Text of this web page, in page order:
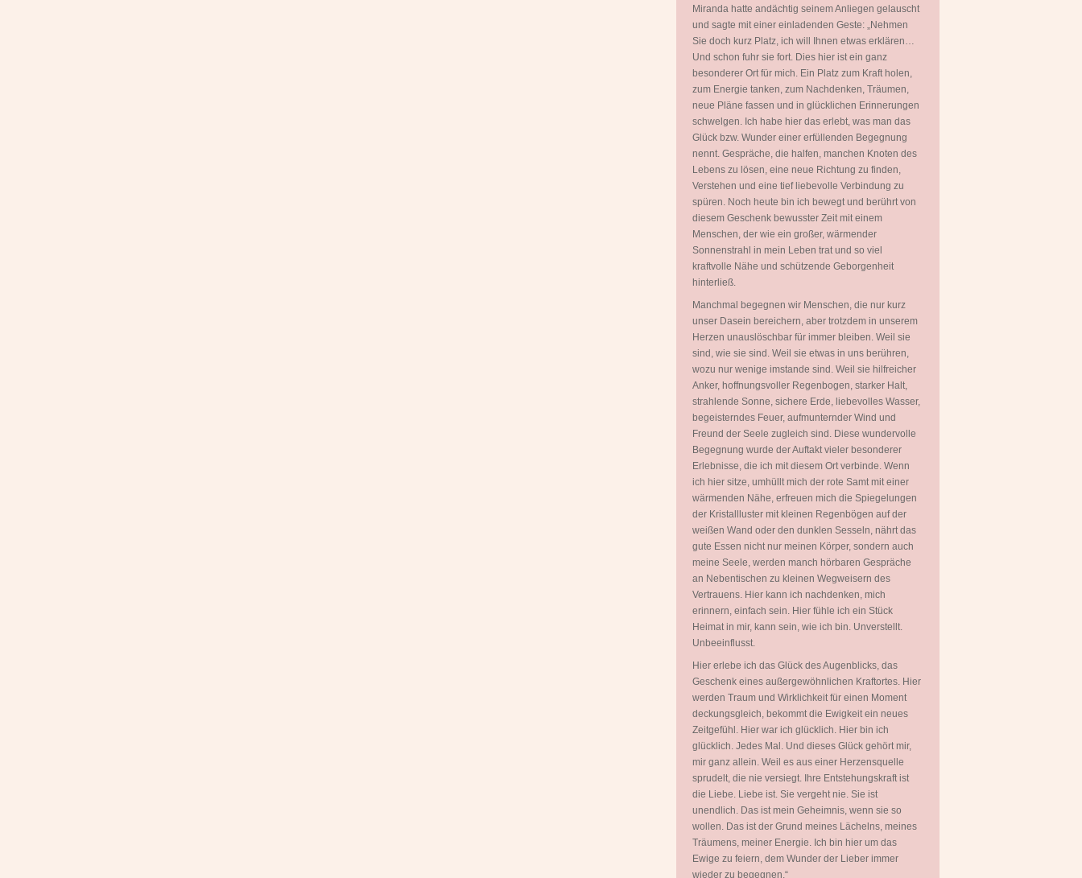
Miranda hatte andächtig seinem Anliegen gelauscht
und sagte mit einer einladenden Geste: „Nehmen
Sie doch kurz Platz, ich will Ihnen etwas erklären…
Und schon fuhr sie fort. Dies hier ist ein ganz
besonderer Ort für mich. Ein Platz zum Kraft holen,
zum Energie tanken, zum Nachdenken, Träumen,
neue Pläne fassen und in glücklichen Erinnerungen
schwelgen. Ich habe hier das erlebt, was man das
Glück bzw. Wunder einer erfüllenden Begegnung
nennt. Gespräche, die halfen, manchen Knoten des
Lebens zu lösen, eine neue Richtung zu finden,
Verstehen und eine tief liebevolle Verbindung zu
spüren. Noch heute bin ich bewegt und berührt von
diesem Geschenk bewusster Zeit mit einem
Menschen, der wie ein großer, wärmender
Sonnenstrahl in mein Leben trat und so viel
kraftvolle Nähe und schützende Geborgenheit
hinterließ.
Manchmal begegnen wir Menschen, die nur kurz
unser Dasein bereichern, aber trotzdem in unserem
Herzen unauslöschbar für immer bleiben. Weil sie
sind, wie sie sind. Weil sie etwas in uns berühren,
wozu nur wenige imstande sind. Weil sie hilfreicher
Anker, hoffnungsvoller Regenbogen, starker Halt,
strahlende Sonne, sichere Erde, liebevolles Wasser,
begeisterndes Feuer, aufmunternder Wind und
Freund der Seele zugleich sind. Diese wundervolle
Begegnung wurde der Auftakt vieler besonderer
Erlebnisse, die ich mit diesem Ort verbinde. Wenn
ich hier sitze, umhüllt mich der rote Samt mit einer
wärmenden Nähe, erfreuen mich die Spiegelungen
der Kristallluster mit kleinen Regenbögen auf der
weißen Wand oder den dunklen Sesseln, nährt das
gute Essen nicht nur meinen Körper, sondern auch
meine Seele, werden manch hörbaren Gespräche
an Nebentischen zu kleinen Wegweisern des
Vertrauens. Hier kann ich nachdenken, mich
erinnern, einfach sein. Hier fühle ich ein Stück
Heimat in mir, kann sein, wie ich bin. Unverstellt.
Unbeeinflusst.
Hier erlebe ich das Glück des Augenblicks, das
Geschenk eines außergewöhnlichen Kraftortes. Hier
werden Traum und Wirklichkeit für einen Moment
deckungsgleich, bekommt die Ewigkeit ein neues
Zeitgefühl. Hier war ich glücklich. Hier bin ich
glücklich. Jedes Mal. Und dieses Glück gehört mir,
mir ganz allein. Weil es aus einer Herzensquelle
sprudelt, die nie versiegt. Ihre Entstehungskraft ist
die Liebe. Liebe ist. Sie vergeht nie. Sie ist
unendlich. Das ist mein Geheimnis, wenn sie so
wollen. Das ist der Grund meines Lächelns, meines
Träumens, meiner Energie. Ich bin hier um das
Ewige zu feiern, dem Wunder der Lieber immer
wieder zu begegnen.“